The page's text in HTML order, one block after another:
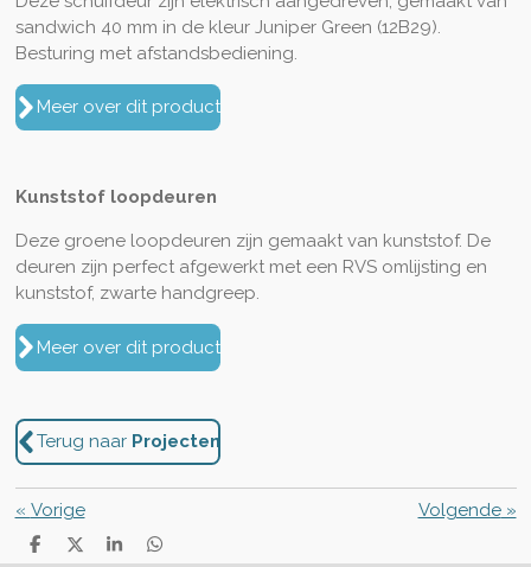
sandwich 40 mm in de kleur Juniper Green (12B29).
Besturing met afstandsbediening.
Meer over dit product
Kunststof loopdeuren
Deze groene loopdeuren zijn gemaakt van kunststof. De
deuren zijn perfect afgewerkt met een RVS omlijsting en
kunststof, zwarte handgreep.
Meer over dit product
Terug naar Projecten
« Vorige Volgende»
D
D
S
D